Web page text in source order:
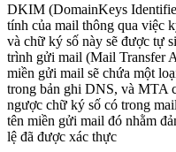
DKIM (DomainKeys
tính của mail thông qua việc
và chữ ký số này sẽ được tự
trình gửi mail (Mail Transfer
miền gửi mail sẽ chứa một
trong bản ghi DNS, và MTA
ngược chữ ký số có trong
tên miền gửi mail đó nhằm
lệ đã được xác thực